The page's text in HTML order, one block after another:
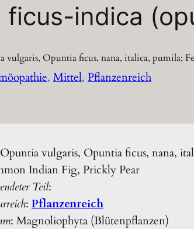
ficus-indica
vulgaris, Opuntia ficus, nana, italica, pumila;
, Mittel, Pflanzenreich
vulgaris, Opuntia ficus, nana,
Indian Fig, Prickly Pear
Teil:
: Pflanzenreich
: Magnoliophyta (Blütenpflanzen)